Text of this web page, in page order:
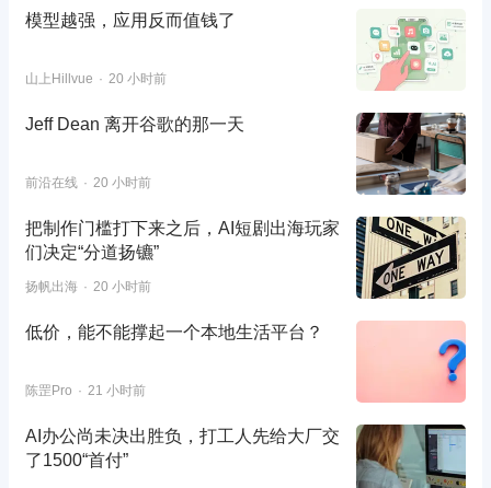
模型越强，应用反而值钱了
山上Hillvue 20 小时前
Jeff Dean 离开谷歌的那一天
前沿在线 20 小时前
把制作门槛打下来之后，AI短剧出海玩家
们决定“分道扬镳”
扬帆出海 20 小时前
低价，能不能撑起一个本地生活平台？
陈罡Pro 21 小时前
AI办公尚未决出胜负，打工人先给大厂交
了1500“首付”